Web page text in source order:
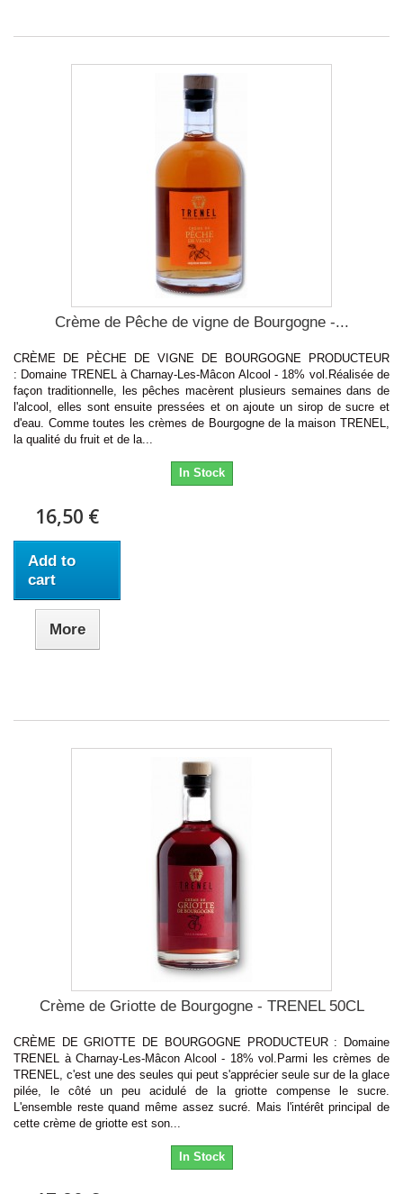
Crème de Pêche de vigne de Bourgogne -...
CRÈME DE PÈCHE DE VIGNE DE BOURGOGNE PRODUCTEUR
: Domaine TRENEL à Charnay-Les-Mâcon Alcool - 18% vol.Réalisée de
façon traditionnelle, les pêches macèrent plusieurs semaines dans de
l'alcool, elles sont ensuite pressées et on ajoute un sirop de sucre et
d'eau. Comme toutes les crèmes de Bourgogne de la maison TRENEL,
la qualité du fruit et de la...
In Stock
16,50 €
Add to
cart
More
Crème de Griotte de Bourgogne - TRENEL 50CL
CRÈME DE GRIOTTE DE BOURGOGNE PRODUCTEUR : Domaine
TRENEL à Charnay-Les-Mâcon Alcool - 18% vol.Parmi les crèmes de
TRENEL, c'est une des seules qui peut s'apprécier seule sur de la glace
pilée, le côté un peu acidulé de la griotte compense le sucre.
L'ensemble reste quand même assez sucré. Mais l'intérêt principal de
cette crème de griotte est son...
In Stock